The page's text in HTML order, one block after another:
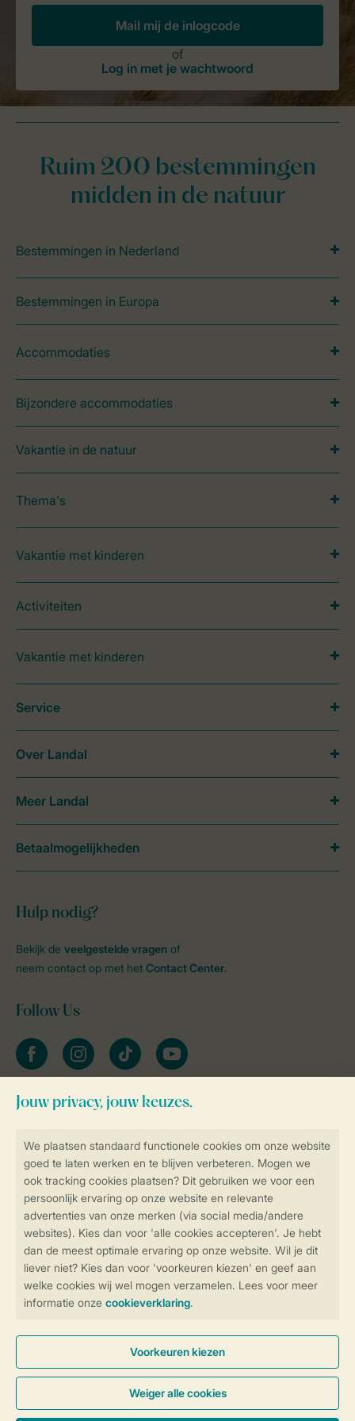
Controle over jouw gegevens &
Instellingen wijzigen
Veilig en snel online boeken
Veilige gegevensoverdracht
Veilige betaling
Ruim 200 bestemmingen
midden in de natuur
Bestemmingen in Nederland
Bestemmingen in Europa
Accommodaties
Bijzondere accommodaties
Vakantie in de natuur
Thema's
Vakantie met kinderen
Activiteiten
Vakantie met kinderen
Hulp nodig?
Bekijk de veelgestelde vragen of
neem contact op met het Contact Center.
Follow Us
facebookinstagramtiktok youtube
Blijf op de hoogte
Service
Over Landal
Meer Landal
Betaalmogelijkheden
Algemene Voorwaarden Privacy Notice Cookies en banners